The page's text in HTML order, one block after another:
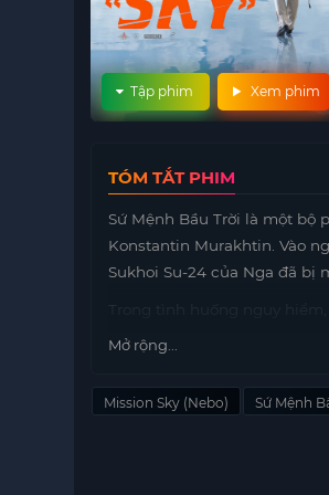
Xem phim
Tập phim
TÓM TẮT PHIM
Sứ Mệnh Bầu Trời là một bộ
Konstantin Murakhtin. Vào
Sukhoi Su-24 của Nga đã bị
Murakhtin thoát được và
sống sót và tiếp tục thực
Mở rộng...
Mission Sky (Nebo) Sứ Mệnh